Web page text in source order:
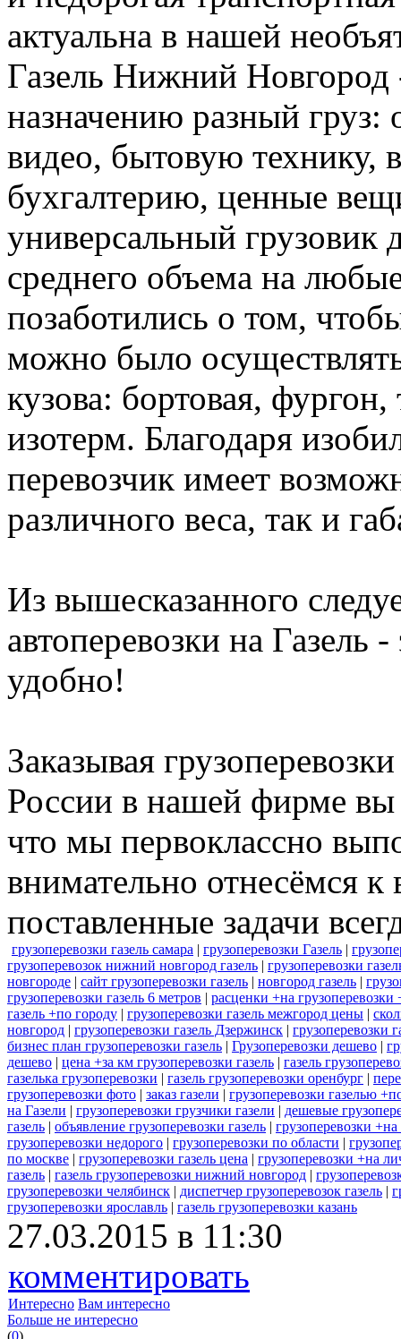
актуальна в нашей
Газель Нижний Новгород
назначению разный груз:
видео, бытовую технику,
бухгалтерию, ценные
универсальный грузовик
среднего объема на
позаботились о том,
можно было
кузова: бортовая,
изотерм. Благодаря
перевозчик имеет
различного веса, так и
Из вышесказанного
автоперевозки на Газель
удобно!
Заказывая
России в нашей фирме
что мы первоклассно
внимательно отнесёмся
поставленные задачи
грузоперевозки газель самара | грузоперевозки Газель |
грузоперевозок нижний новгород газель | грузоперевозки
новгороде | сайт грузоперевозки газель | новгород газель |
грузоперевозки газель 6 метров | расценки +на грузоперевозки
газель +по городу | грузоперевозки газель межгород цены |
новгород | грузоперевозки газель Дзержинск | грузоперевозки
бизнес план грузоперевозки газель | Грузоперевозки дешево |
дешево | цена +за км грузоперевозки газель | газель
газелька грузоперевозки | газель грузоперевозки оренбург |
грузоперевозки фото | заказ газели | грузоперевозки газелью
на Газели | грузоперевозки грузчики газели | дешевые
газель | объявление грузоперевозки газель | грузоперевозки
грузоперевозки недорого | грузоперевозки по области |
по москве | грузоперевозки газель цена | грузоперевозки +на
газель | газель грузоперевозки нижний новгород |
грузоперевозки челябинск | диспетчер грузоперевозок газель |
грузоперевозки ярославль | газель грузоперевозки казань
27.03.2015 в 11:30
комментировать
Интересно Вам интересно
Больше не интересно
(0)